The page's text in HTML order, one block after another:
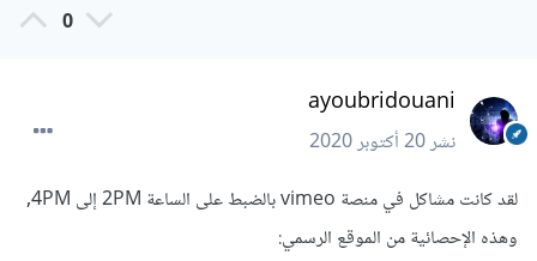
0
ayoubridouani
نشر20 أكتوبر 2020
لقد كانت مشاكل في منصة vimeo بالضبط على الساعة 2PM إلى 4PM,
وهذه الإحصائية من الموقع الرسمي: